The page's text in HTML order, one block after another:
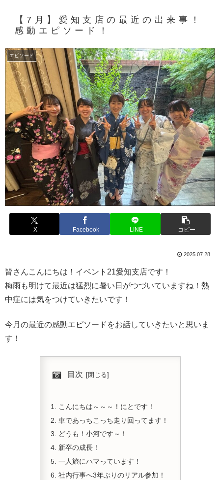
【7月】愛知支店の最近の出来事！
感動エピソード！
エピソード
X Facebook LINE コピー
2025.07.28
皆さんこんにちは！イベント21愛知支店です！
梅雨も明けて最近は猛烈に暑い日がつづいていますね！熱
中症には気をつけていきたいです！
今月の最近の感動エピソードをお話していきたいと思いま
す！
目次
こんにちは～～～！にとです！
車であっちこっち走り回ってます！
どうも！小河です～！
新卒の成長！
一人旅にハマっています！
社内行事へ3年ぶりのリアル参加！